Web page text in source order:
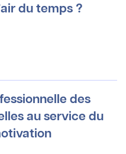
du temps ?
des
au service du